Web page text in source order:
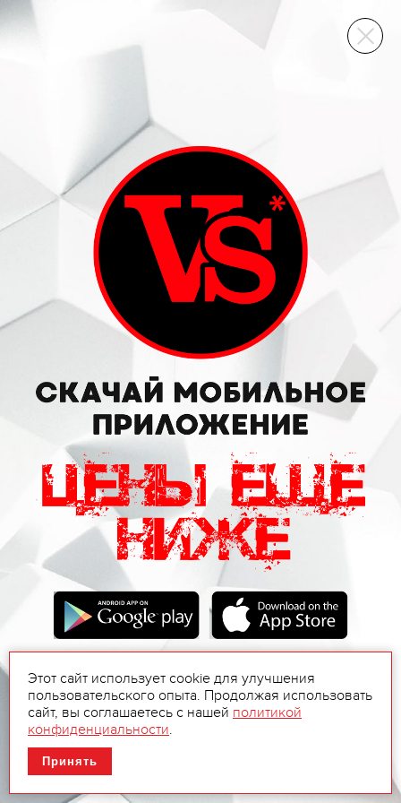
ВИННЫЙ СКЛАД
Этот сайт использует cookie для улучшения
пользовательского опыта. Продолжая использовать
сайт, вы соглашаетесь с нашей политикой
конфиденциальности.
Принять